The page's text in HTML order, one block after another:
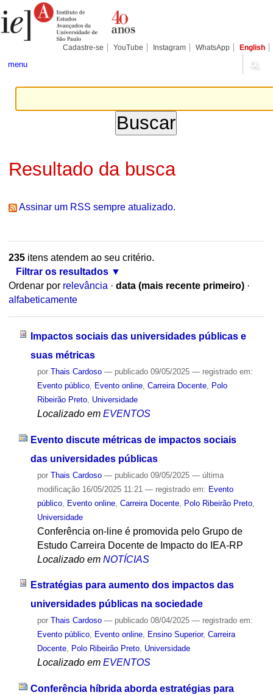
para
conteúdo.
Pessoais
Cadastre-se YouTube Instagram WhatsApp English
menu
Resultado da busca
Assinar um RSS sempre atualizado.
235itens atendem ao seu critério.
Filtrar os resultados
Ordenar por relevância · data (mais recente primeiro) ·
alfabeticamente
Impactos sociais das universidades públicas e
suas métricas
por Thais Cardoso — publicado09/05/2025 — registrado em:
Evento público, Evento online, Carreira Docente,
Polo
Ribeirão Preto, Universidade
Localizado em EVENTOS
Evento discute métricas de impactos sociais
das universidades públicas
por Thais Cardoso — publicado09/05/2025 — última
modificação16/05/2025 11:21 — registrado em: Evento
público, Evento online, Carreira Docente, Polo Ribeirão Preto,
Universidade
Conferência on-line é promovida pelo Grupo de
Estudo Carreira Docente de Impacto do IEA-RP
Localizado em NOTÍCIAS
Estratégias para aumento dos impactos das
universidades públicas na sociedade
por Thais Cardoso — publicado08/04/2025 — registrado em:
Evento público, Evento online, Ensino Superior, Carreira
Docente, Polo Ribeirão Preto, Universidade
Localizado em EVENTOS
Conferência híbrida aborda estratégias para